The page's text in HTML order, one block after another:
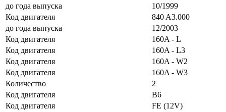
до года выпуска
10/1999
Код двигателя
840 A3.000
до года выпуска
12/2003
Код двигателя
160A - L
Код двигателя
160A - L3
Код двигателя
160A - W2
Код двигателя
160A - W3
Количество
2
Код двигателя
B6
Код двигателя
FE (12V)